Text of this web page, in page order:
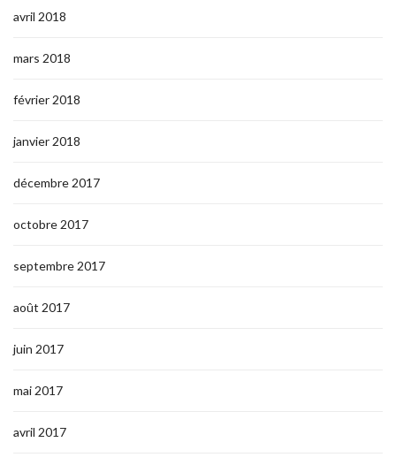
avril 2018
mars 2018
février 2018
janvier 2018
décembre 2017
octobre 2017
septembre 2017
août 2017
juin 2017
mai 2017
avril 2017